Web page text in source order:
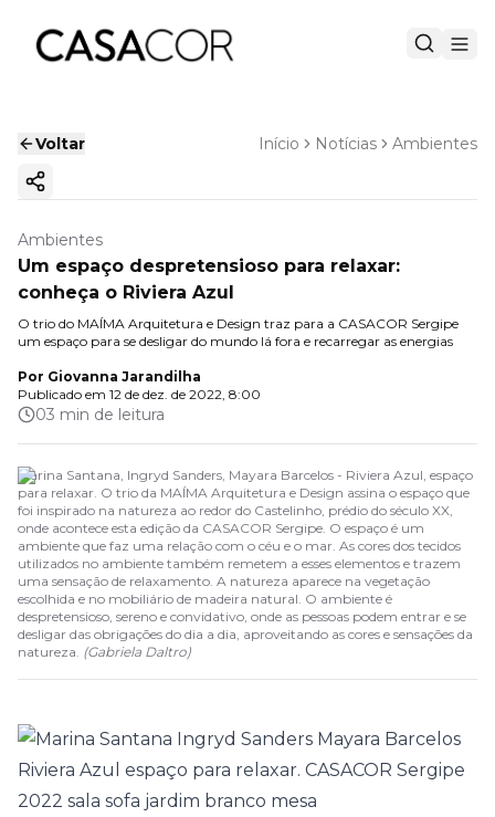
Voltar Início Notícias Ambientes
Copiar link
Ambientes
Um espaço despretensioso para relaxar:
conheça o Riviera Azul
O trio do MAÍMA Arquitetura e Design traz para a CASACOR Sergipe
um espaço para se desligar do mundo lá fora e recarregar as energias
Por Giovanna Jarandilha
Publicado em 12 de dez. de 2022, 8:00
03 min de leitura
Marina Santana, Ingryd Sanders, Mayara Barcelos - Riviera Azul, espaço
para relaxar. O trio da MAÍMA Arquitetura e Design assina o espaço que
foi inspirado na natureza ao redor do Castelinho, prédio do século XX,
onde acontece esta edição da CASACOR Sergipe. O espaço é um
ambiente que faz uma relação com o céu e o mar. As cores dos tecidos
utilizados no ambiente também remetem a esses elementos e trazem
uma sensação de relaxamento. A natureza aparece na vegetação
escolhida e no mobiliário de madeira natural. O ambiente é
despretensioso, sereno e convidativo, onde as pessoas podem entrar e se
desligar das obrigações do dia a dia, aproveitando as cores e sensações da
natureza. (Gabriela Daltro)